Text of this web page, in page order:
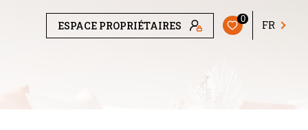
ESPACE PROPRIÉTAIRES 0 FR